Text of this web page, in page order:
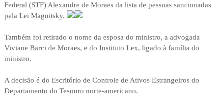
Federal (STF) Alexandre de Moraes da lista de pessoas sancionadas
pela Lei Magnitsky.
Também foi retirado o nome da esposa do ministro, a advogada
Viviane Barci de Moraes, e do Instituto Lex, ligado à família do
ministro.
A decisão é do Escritório de Controle de Ativos Estrangeiros do
Departamento do Tesouro norte-americano.